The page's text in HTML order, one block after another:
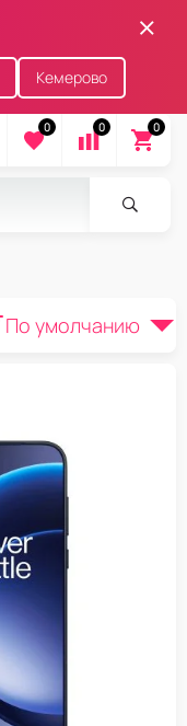
Кемерово
0 0 0
По умолчанию